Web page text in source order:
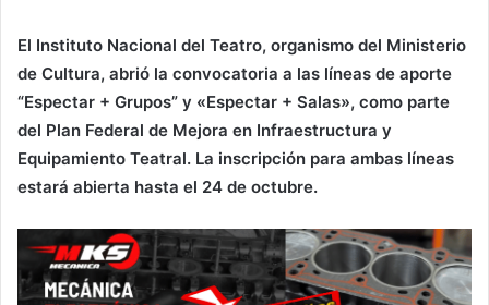
El Instituto Nacional del Teatro, organismo del Ministerio
de Cultura, abrió la convocatoria a las líneas de aporte
“Espectar + Grupos” y «Espectar + Salas», como parte
del Plan Federal de Mejora en Infraestructura y
Equipamiento Teatral. La inscripción para ambas líneas
estará abierta hasta el 24 de octubre.